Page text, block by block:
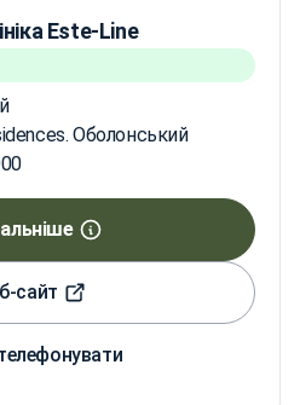
Este-Line
Оболонський
сайт